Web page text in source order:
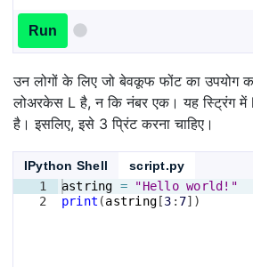
Run
उन लोगों के लिए जो बेवकूफ फोंट का उपयोग
लोअरकेस L है, न कि नंबर एक। यह स्ट्रिंग में
है। इसलिए, इसे 3 प्रिंट करना चाहिए।
IPython Shell
script.py
1
2
astring =
"Hello world!"
print (astring [3 : 7])